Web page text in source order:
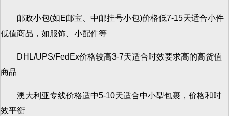
邮政小包(如E邮宝、中邮挂号小包)价格低7-15天适合小件
低值商品，如服饰、小配件等
DHL/UPS/FedEx价格较高3-7天适合时效要求高的高货值
商品
澳大利亚专线价格适中5-10天适合中小型包裹，价格和时
效平衡